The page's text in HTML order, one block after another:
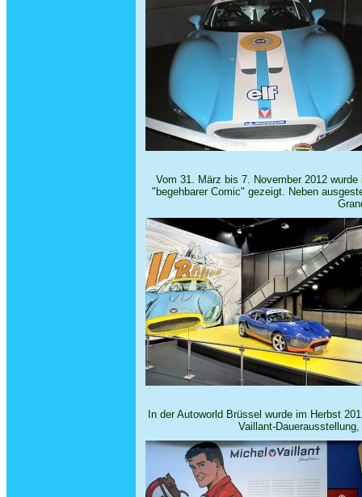
Vom 31. März bis 7. November 2012
"begehbarer Comic" gezeigt. Neben
In der Autoworld Brüssel wurde im Herbst
Vaillant-